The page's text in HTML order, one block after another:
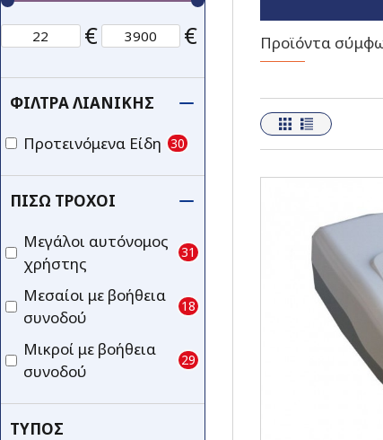
€ €
ΤΎΠΟΣ
ΠΊΣΩ ΤΡΟΧΟΊ
Μεγάλοι αυτόνομος
χρήστης
31
Μεσαίοι με βοήθεια
συνοδού
18
Μικροί με βοήθεια
συνοδού
29
ΦΊΛΤΡΑ ΛΙΑΝΙΚΉΣ
Προτεινόμενα Είδη 30
Προϊόντα